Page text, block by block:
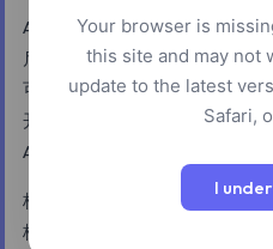
Alfred 是一款资深的 macOS 效
启动器替代系统自带的
可以打开应用、搜索文件、做
开文本片段，或者运行自定义
AppleScript 和网页操作串成一
核心启动器免费；付费的
板历史、文本片段、1Password
Your browser is
this site and may not
update to the latest
Safari,
I